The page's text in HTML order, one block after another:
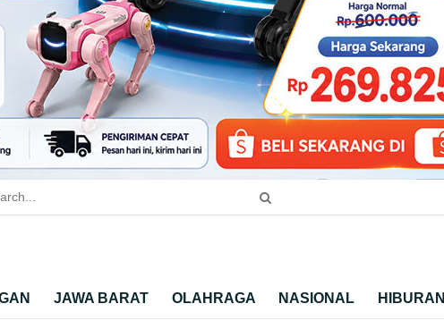
JAWA BARAT OLAHRAGA NASIONAL HIBURAN